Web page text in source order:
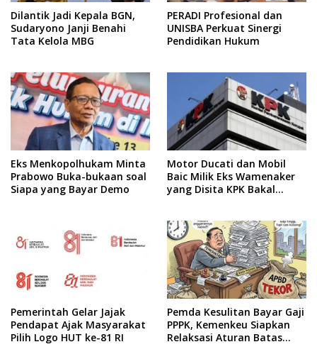
Dilantik Jadi Kepala BGN,
Sudaryono Janji Benahi
Tata Kelola MBG
PERADI Profesional dan
UNISBA Perkuat Sinergi
Pendidikan Hukum
Eks Menkopolhukam Minta
Prabowo Buka-bukaan soal
Siapa yang Bayar Demo
Motor Ducati dan Mobil
Baic Milik Eks Wamenaker
yang Disita KPK Bakal
Pemerintah Gelar Jajak
Pendapat Ajak Masyarakat
Pilih Logo HUT ke-81 RI
Pemda Kesulitan Bayar Gaji
PPPK, Kemenkeu Siapkan
Relaksasi Aturan Batas